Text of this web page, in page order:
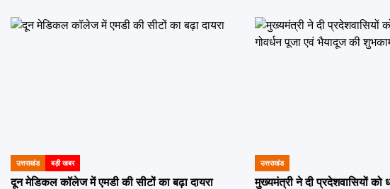
POSTED
IN
उत्तराखंड बड़ी खबर
दून मेडिकल कॉलेज में एमडी की सीटों का बढ़ा दायरा
POSTED
IN
उत्तराखंड
मुख्यमंत्री ने दी प्रदेशवासियों को